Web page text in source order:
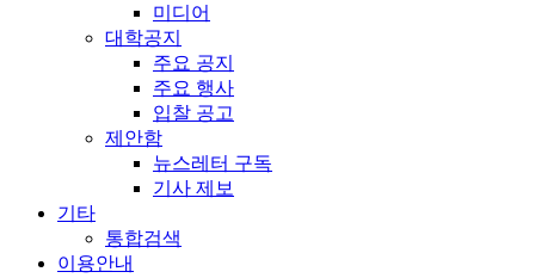
미디어
대학공지
주요 공지
주요 행사
입찰 공고
제안함
뉴스레터 구독
기사 제보
기타
통합검색
이용안내